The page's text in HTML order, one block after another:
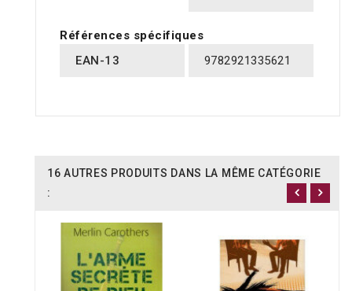
Références spécifiques
EAN-13
9782921335621
16 AUTRES PRODUITS DANS LA MÊME CATÉGORIE
: